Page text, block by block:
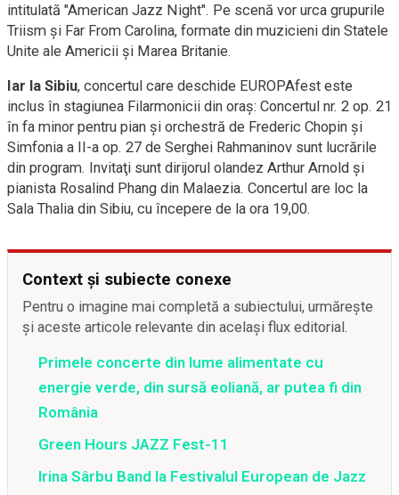
intitulată "American Jazz Night". Pe scenă vor urca grupurile
Triism şi Far From Carolina, formate din muzicieni din Statele
Unite ale Americii şi Marea Britanie.
Iar la Sibiu, concertul care deschide EUROPAfest este
inclus în stagiunea Filarmonicii din oraş: Concertul nr. 2 op. 21
în fa minor pentru pian şi orchestră de Frederic Chopin şi
Simfonia a II-a op. 27 de Serghei Rahmaninov sunt lucrările
din program. Invitaţi sunt dirijorul olandez Arthur Arnold şi
pianista Rosalind Phang din Malaezia. Concertul are loc la
Sala Thalia din Sibiu, cu începere de la ora 19,00.
Context și subiecte conexe
Pentru o imagine mai completă a subiectului, urmărește
și aceste articole relevante din același flux editorial.
Primele concerte din lume alimentate cu
energie verde, din sursă eoliană, ar putea fi din
România
Green Hours JAZZ Fest-11
Irina Sârbu Band la Festivalul European de Jazz